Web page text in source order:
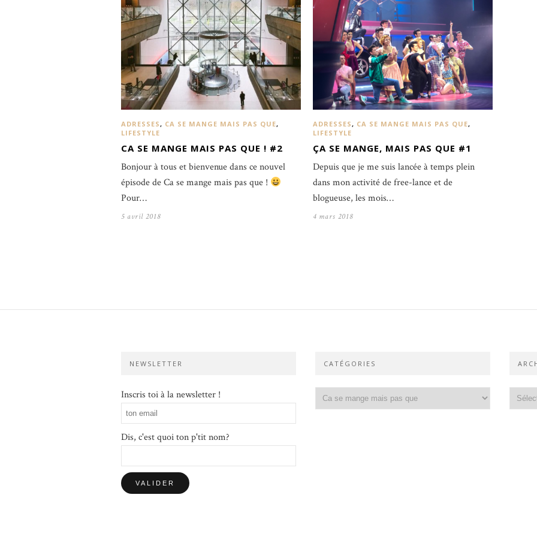
ADRESSES, CA SE MANGE MAIS PAS QUE,
LIFESTYLE
CA SE MANGE MAIS PAS QUE ! #2
Bonjour à tous et bienvenue dans ce nouvel
épisode de Ca se mange mais pas que !
Pour…
5 avril 2018
ADRESSES, CA SE MANGE MAIS PAS QUE,
LIFESTYLE
ÇA SE MANGE, MAIS PAS QUE #1
Depuis que je me suis lancée à temps plein
dans mon activité de free-lance et de
blogueuse, les mois…
4 mars 2018
NEWSLETTER
Inscris toi à la newsletter !
Dis, c'est quoi ton p'tit nom?
CATÉGORIES
Catégories